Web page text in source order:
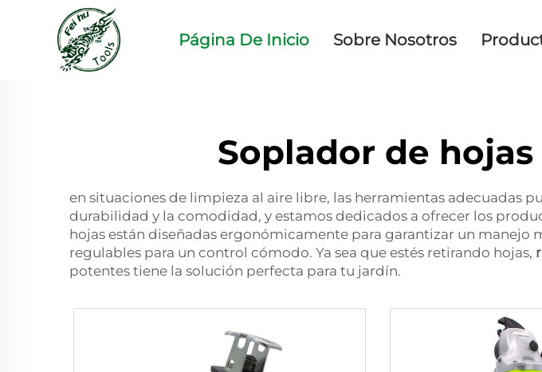
Página De Inicio Sobre Nosotros
Soplador de
en situaciones de limpieza al aire libre, las herramientas adecuadas
durabilidad y la comodidad, y estamos dedicados a ofrecer los
hojas están diseñadas ergonómicamente para garantizar un manejo
regulables para un control cómodo. Ya sea que estés retirando hojas,
potentes tiene la solución perfecta para tu jardín.